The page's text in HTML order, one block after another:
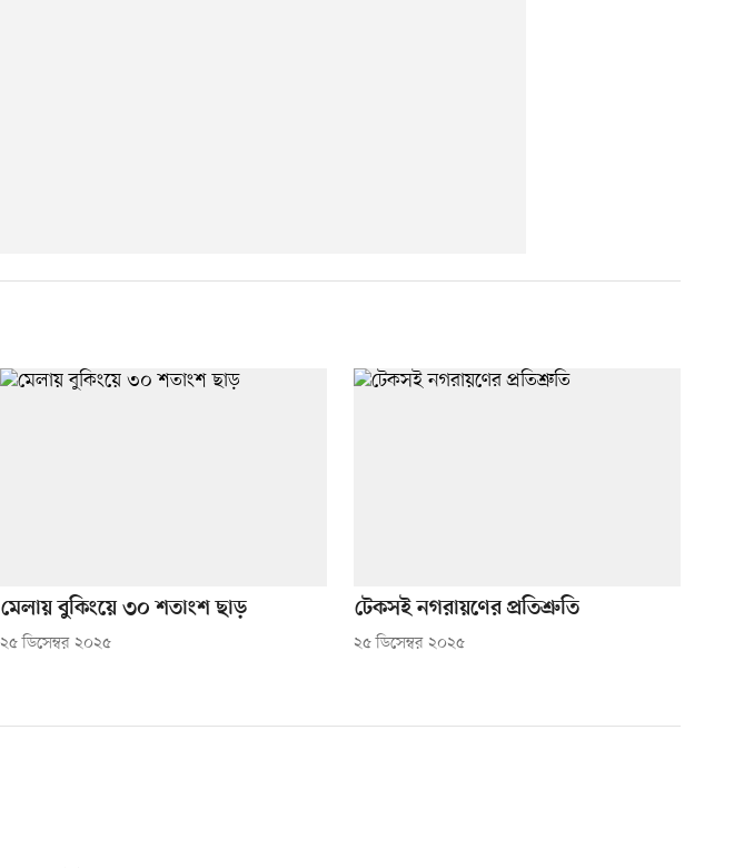
মেলায় বুকিংয়ে ৩০ শতাংশ ছাড়
২৫ ডিসেম্বর ২০২৫
টেকসই নগরায়ণের প্রতিশ্রুতি
২৫ ডিসেম্বর ২০২৫